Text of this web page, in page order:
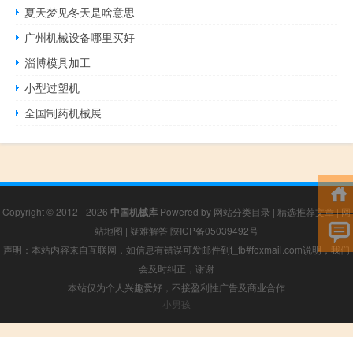
夏天梦见冬天是啥意思
广州机械设备哪里买好
淄博模具加工
小型过塑机
全国制药机械展
Copyright © 2012 - 2026 中国机械库 Powered by 网站分类目录 | 精选推荐文章|网
站地图 | 疑难解答 陕ICP备05039492号
声明：本站内容来自互联网，如信息有错误可发邮件到f_fb#foxmail.com说明，我们
会及时纠正，谢谢
本站仅为个人兴趣爱好，不接盈利性广告及商业合作
小男孩